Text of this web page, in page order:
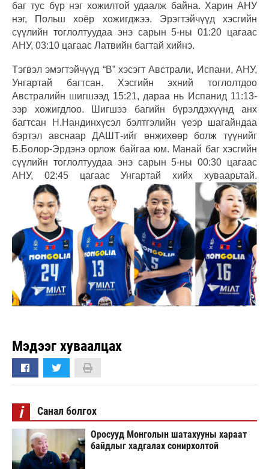
баг тус бүр нэг хожилтой удаалж байна. Харин АНУ
нэг, Польш хоёр хожигджээ. Эрэгтэйчүүд хэсгийн
сүүлийн тоглолтуудаа энэ сарын 5-ны 01:20 цагаас
АНУ, 03:10 цагаас Латвийн багтай хийнэ.
Тэгвэл эмэгтэйчүүд “В” хэсэгт Австрали, Испани, АНУ,
Унгартай багтсан. Хэсгийн эхний тоглолтдоо
Австралийн шигшээд 15:21, дараа нь Испанид 11:13-
ээр хожигдлоо. Шигшээ багийн бүрэлдэхүүнд анх
багтсан Н.Нандинхүсэл бэлтгэлийн үеэр шагайндаа
бэртэл авснаар ДАШТ-ийг өнжихөөр болж түүнийг
Б.Болор-Эрдэнэ орлож байгаа юм. Манай баг хэсгийн
сүүлийн тоглолтуудаа энэ сарын 5-ны 00:30 цагаас
АНУ, 02:45 цагаас Унгартай хийх хуваарьтай.
Мэдээг хуваалцах
i Санал болгох
Оросууд Монголын шатахууны хараат
байдлыг хадгалах сонирхолтой